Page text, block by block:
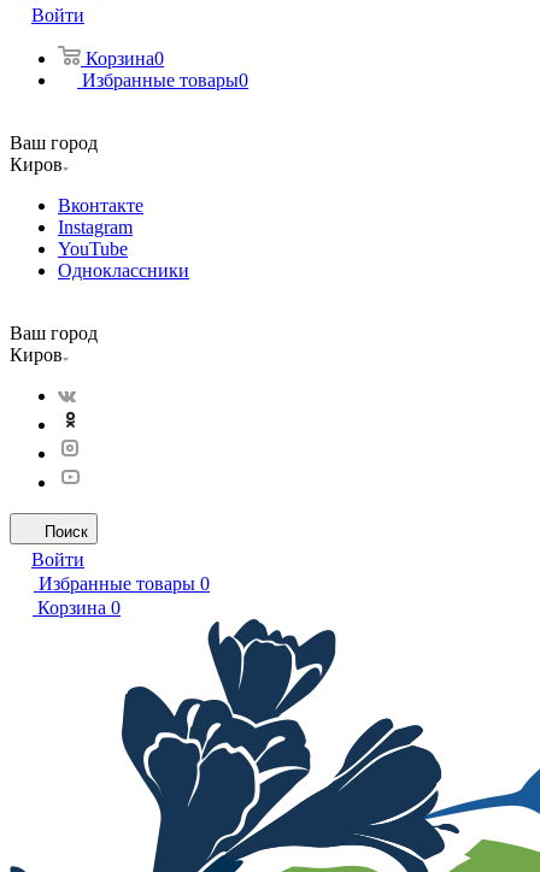
Войти
Корзина0
Избранные товары0
Ваш город
Киров
Вконтакте
Instagram
YouTube
Одноклассники
Ваш город
Киров
Поиск
Войти
Избранные товары 0
Корзина 0